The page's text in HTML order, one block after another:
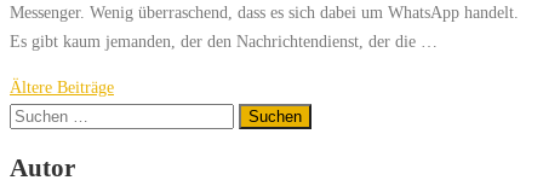
Messenger. Wenig überraschend, dass es sich dabei um WhatsApp handelt.
Es gibt kaum jemanden, der den Nachrichtendienst, der die …
Beitragsnavigation
Ältere Beiträge
Suchen
Autor